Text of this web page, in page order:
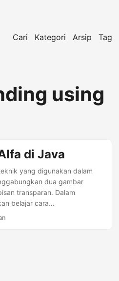
Cari Kategori Arsip Tag
using
di Java
yang digunakan dalam
dua gambar
transparan. Dalam
belajar cara
alfa di Java.